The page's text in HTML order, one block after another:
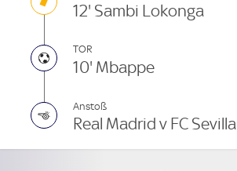
12' Sambi Lokonga
TOR
10' Mbappe
Anstoß
Real Madrid v FC Sevilla